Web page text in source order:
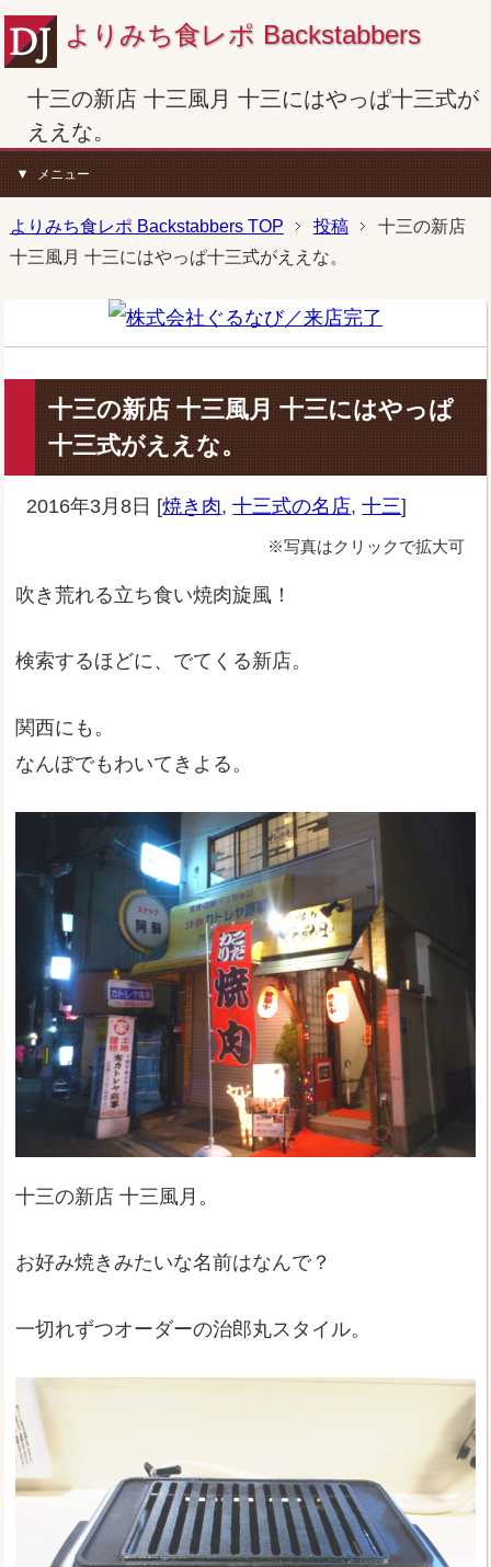
よりみち食レポ Backstabbers
十三の新店 十三風月 十三にはやっぱ十三式が
ええな。
メニュー
よりみち食レポ Backstabbers TOP 投稿
十三の新店
十三風月 十三にはやっぱ十三式がええな。
十三の新店 十三風月 十三にはやっぱ
十三式がええな。
2016年3月8日 [焼き肉,十三式の名店,十三]
※写真はクリックで拡大可
吹き荒れる立ち食い焼肉旋風！
検索するほどに、でてくる新店。
関西にも。
なんぼでもわいてきよる。
十三の新店 十三風月。
お好み焼きみたいな名前はなんで？
一切れずつオーダーの治郎丸スタイル。